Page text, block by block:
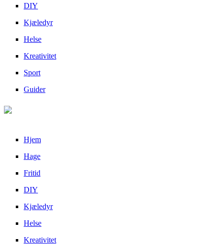
DIY
Kjæledyr
Helse
Kreativitet
Sport
Guider
Hjem
Hage
Fritid
DIY
Kjæledyr
Helse
Kreativitet